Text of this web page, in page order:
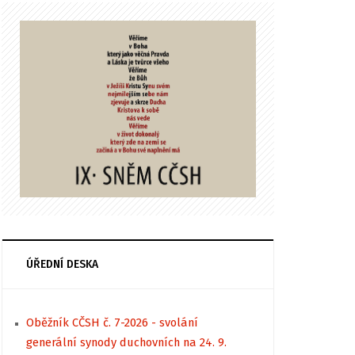
ÚŘEDNÍ DESKA
Oběžník CČSH č. 7-2026 - svolání
generální synody duchovních na 24. 9.